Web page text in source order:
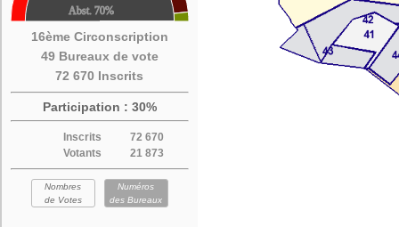
16ème Circonscription
49 Bureaux de vote
72 670 Inscrits
Participation : 30%
Inscrits
72 670
Votants
21 873
Nombres
de Votes
Numéros
des Bureaux